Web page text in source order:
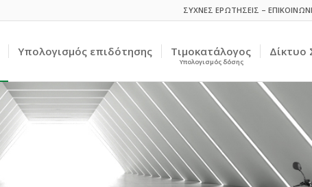
ΣΥΧΝΕΣ ΕΡΩΤΗΣΕΙΣ –
Υπολογισμός επιδότησης Τιμοκατάλογος
Υπολογισμός δόσης
Δίκτυο